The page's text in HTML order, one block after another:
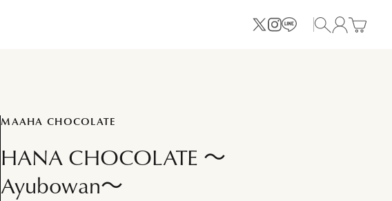
MAAHA CHOCOLATE
HANA CHOCOLATE 〜
Ayubowan〜